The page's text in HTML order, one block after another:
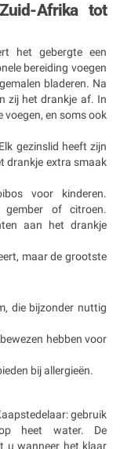
Afrika tot
het gebergte een
bereiding voegen
bladeren. Na
zij het drankje af. In
voegen, en soms ook
gezinslid heeft zijn
drankje extra smaak
voor kinderen.
gember of citroen.
aan het drankje
maar de grootste
die bijzonder nuttig
hebben voor
bij allergieën.
gebruik
heet water. De
u wanneer het klaar